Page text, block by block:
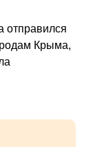
отправился
Крыма,